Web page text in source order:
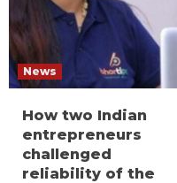
News
How two Indian
entrepreneurs
challenged
reliability of the